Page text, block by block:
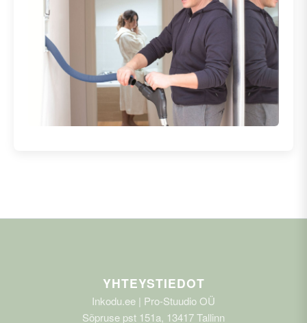
YHTEYSTIEDOT
Inkodu.ee | Pro-Stuudio OÜ
Sõpruse pst 151a, 13417 Tallinn